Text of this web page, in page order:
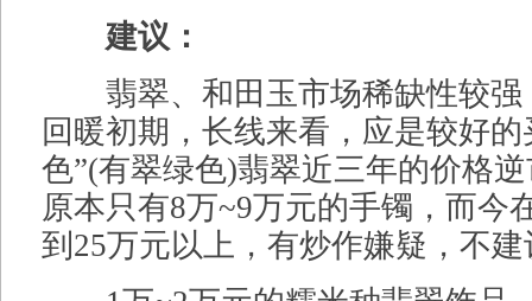
建议：
翡翠、和田玉市场稀缺性较强
回暖初期，长线来看，应是较好
色”(有翠绿色)翡翠近三年的价格
原本只有8万~9万元的手镯，而今
到25万元以上，有炒作嫌疑，不